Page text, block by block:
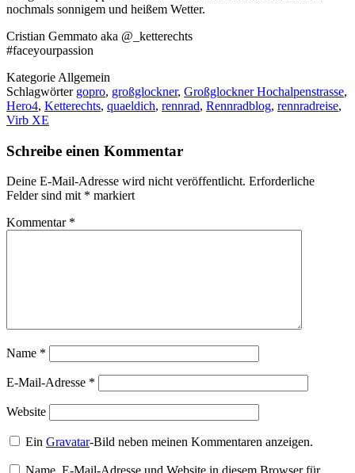
nochmals sonnigem und heißem Wetter.
Cristian Gemmato aka @_ketterechts
#faceyourpassion
Kategorie Allgemein
Schlagwörter gopro, großglockner, Großglockner Hochalpenstrasse,
Hero4, Ketterechts, quaeldich, rennrad, Rennradblog, rennradreise,
Virb XE
Schreibe einen Kommentar
Deine E-Mail-Adresse wird nicht veröffentlicht. Erforderliche
Felder sind mit * markiert
Kommentar *
Name *
E-Mail-Adresse *
Website
EinGravatar-Bild neben meinen Kommentaren anzeigen.